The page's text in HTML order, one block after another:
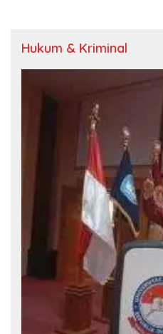
Hukum & Kriminal